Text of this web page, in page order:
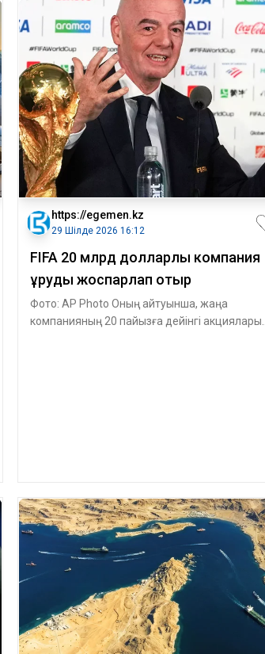
https://egemen.kz
29 Шілде 2026 16:12
FIFA 20 млрд долларлық компания
құруды жоспарлап отыр
Фото: AP Photo Оның айтуынша, жаңа
компанияның 20 пайызға дейінгі акциялары